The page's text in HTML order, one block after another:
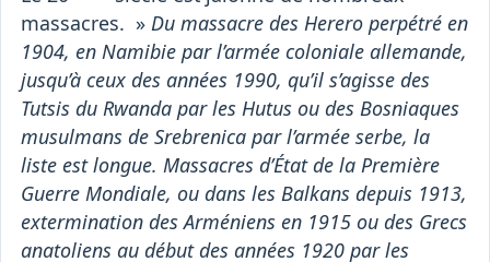
massacres. » Du massacre des Herero perpétré en
1904, en Namibie par l’armée coloniale allemande,
jusqu’à ceux des années 1990, qu’il s’agisse des
Tutsis du Rwanda par les Hutus ou des Bosniaques
musulmans de Srebrenica par l’armée serbe, la
liste est longue. Massacres d’État de la Première
Guerre Mondiale, ou dans les Balkans depuis 1913,
extermination des Arméniens en 1915 ou des Grecs
anatoliens au début des années 1920 par les